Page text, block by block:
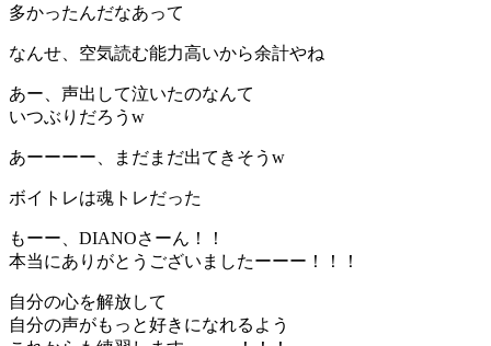
多かったんだなあって
なんせ、空気読む能力高いから余計やね
あー、声出して泣いたのなんて
いつぶりだろうw
あーーーー、まだまだ出てきそうw
ボイトレは魂トレだった
もーー、DIANOさーん！！
本当にありがとうございましたーーー！！！
自分の心を解放して
自分の声がもっと好きになれるよう